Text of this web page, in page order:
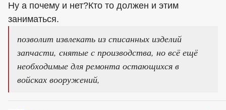
Ну а почему и нет?Кто то должен и этим
заниматься.
позволит извлекать из списанных изделий
запчасти, снятые с производства, но всё ещё
необходимые для ремонта остающихся в
войсках вооружений,